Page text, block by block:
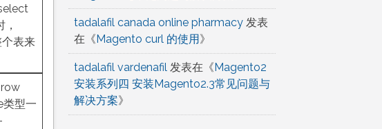
表来
型一
tadalafil canada online pharmacy发表
在《Magento curl 的使用》
tadalafil vardenafil发表在《Magento2
安装系列四 安装Magento2.3常见问题与
解决方案》